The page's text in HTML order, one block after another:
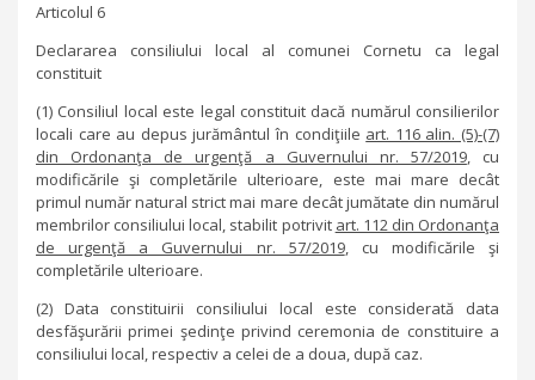
Articolul 6
Declararea consiliului local al comunei Cornetu ca legal
constituit
(1) Consiliul local este legal constituit dacă numărul consilierilor
locali care au depus jurământul în condiţiile art. 116 alin. (5)-(7)
din Ordonanţa de urgenţă a Guvernului nr. 57/2019, cu
modificările şi completările ulterioare, este mai mare decât
primul număr natural strict mai mare decât jumătate din numărul
membrilor consiliului local, stabilit potrivit art. 112 din Ordonanţa
de urgenţă a Guvernului nr. 57/2019, cu modificările şi
completările ulterioare.
(2) Data constituirii consiliului local este considerată data
desfăşurării primei şedinţe privind ceremonia de constituire a
consiliului local, respectiv a celei de a doua, după caz.